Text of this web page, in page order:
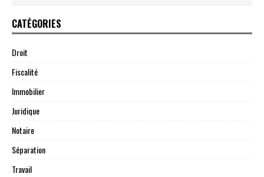
CATÉGORIES
Droit
Fiscalité
Immobilier
Juridique
Notaire
Séparation
Travail